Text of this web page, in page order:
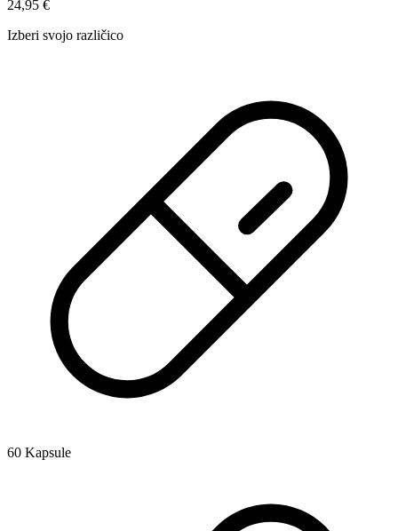
24,95 €
Izberi svojo različico
60 Kapsule